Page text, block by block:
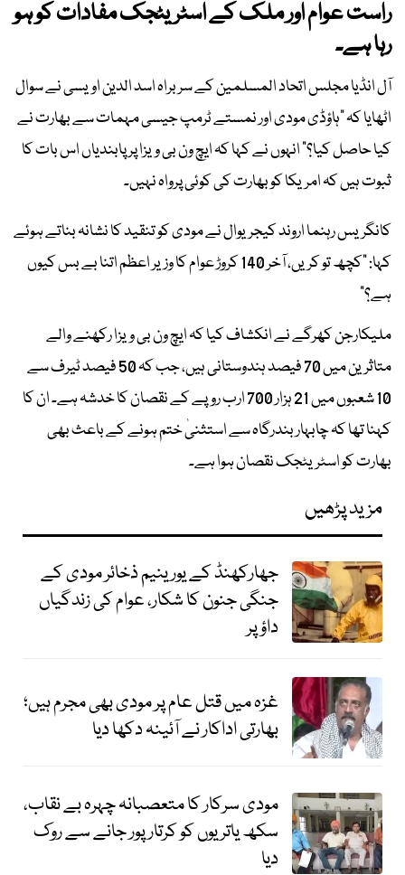
راست عوام اور ملک کے اسٹریٹجک مفادات کو ہو
رہا ہے۔
آل انڈیا مجلس اتحاد المسلمین کے سربراہ اسد الدین اویسی نے سوال
اٹھایا کہ "ہاؤڈی مودی اور نمستے ٹرمپ جیسی مہمات سے بھارت نے
کیا حاصل کیا؟" انہوں نے کہا کہ ایچ ون بی ویزا پر پابندیاں اس بات کا
ثبوت ہیں کہ امریکا کو بھارت کی کوئی پرواہ نہیں۔
کانگریس رہنما اروند کیجریوال نے مودی کو تنقید کا نشانہ بناتے ہوئے
کہا: "کچھ تو کریں، آخر 140 کروڑ عوام کا وزیر اعظم اتنا بے بس کیوں
ہے؟"
ملیکارجن کھرگے نے انکشاف کیا کہ ایچ ون بی ویزا رکھنے والے
متاثرین میں 70 فیصد ہندوستانی ہیں، جب کہ 50 فیصد ٹیرف سے
10 شعبوں میں 21 ہزار 700 ارب روپے کے نقصان کا خدشہ ہے۔ ان کا
کہنا تھا کہ چابہار بندرگاہ سے استثنیٰ ختم ہونے کے باعث بھی
بھارت کو اسٹریٹجک نقصان ہوا ہے۔
مزید پڑھیں
جھارکھنڈ کے یورینیم ذخائر مودی کے
جنگی جنون کا شکار، عوام کی زندگیاں
داؤ پر
غزہ میں قتل عام پر مودی بھی مجرم ہیں؛
بھارتی اداکار نے آئینہ دکھا دیا
مودی سرکار کا متعصبانہ چہرہ بے نقاب،
سکھ یاتریوں کو کرتارپور جانے سے روک
دیا